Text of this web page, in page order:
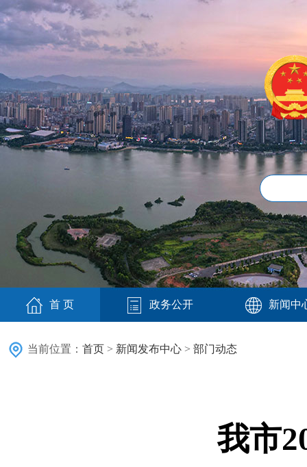
首 页 政务公开 新闻中
当前位置： 首页 > 新闻发布中心 > 部门动态
我市